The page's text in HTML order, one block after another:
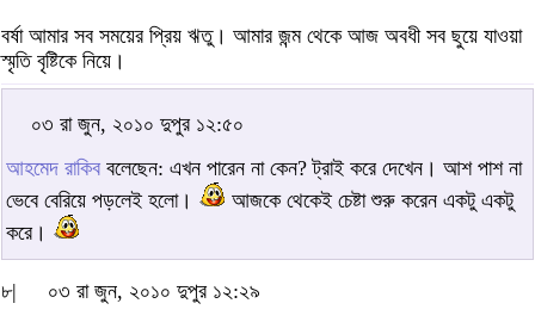
বর্ষা আমার সব সময়ের প্রিয় ঋতু। আমার জন্ম থেকে আজ অবধী সব ছুয়ে যাওয়া
স্মৃতি বৃষ্টিকে নিয়ে।
০৩ রা জুন, ২০১০ দুপুর ১২:৫০
আহমেদ রাকিব বলেছেন: এখন পারেন না কেন? ট্রাই করে দেখেন। আশ পাশ না
ভেবে বেরিয়ে পড়লেই হলো।
আজকে থেকেই চেষ্টা শুরু করেন একটু একটু
করে।
৮|
০৩ রা জুন, ২০১০ দুপুর ১২:২৯